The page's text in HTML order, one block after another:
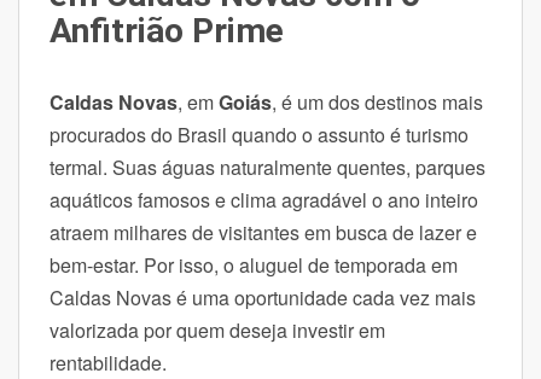
Anfitrião Prime
Caldas Novas, emGoiás, é um dos destinos mais
procurados do Brasil quando o assunto é turismo
termal. Suas águas naturalmente quentes, parques
aquáticos famosos e clima agradável o ano inteiro
atraem milhares de visitantes em busca de lazer e
bem-estar. Por isso, o aluguel de temporada em
Caldas Novas é uma oportunidade cada vez mais
valorizada por quem deseja investir em
rentabilidade.